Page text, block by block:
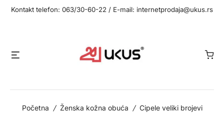
Kontakt telefon: 063/30-60-22 / E-mail: internetprodaja@ukus.rs
Početna / Ženska kožna obuća / Cipele veliki brojevi